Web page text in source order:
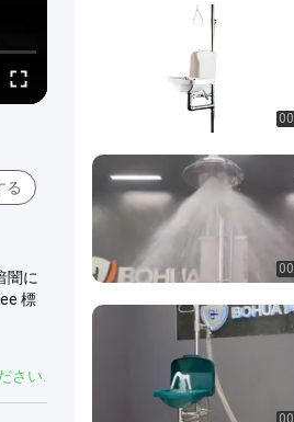
る
闇に
標
さい.